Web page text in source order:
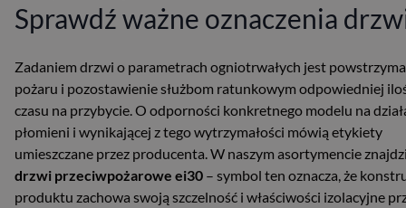
Sprawdź ważne oznaczenia
Zadaniem drzwi o parametrach ogniotrwałych jest
pożaru i pozostawienie służbom ratunkowym odpowiedniej
czasu na przybycie. O odporności konkretnego modelu na
płomieni i wynikającej z tego wytrzymałości mówią etykiety
umieszczane przez producenta. W naszym asortymencie
drzwi przeciwpożarowe ei30 – symbol ten oznacza, że
produktu zachowa swoją szczelność i właściwości izolacyjne